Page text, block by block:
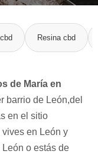
Resina cbd
de María en
barrio de León,del
en el sitio
en León y
o estás de